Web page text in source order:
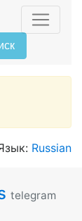
Russian
telegram